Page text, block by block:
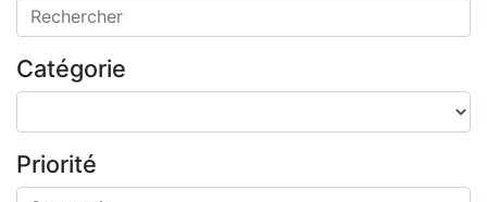
Catégorie
Priorité